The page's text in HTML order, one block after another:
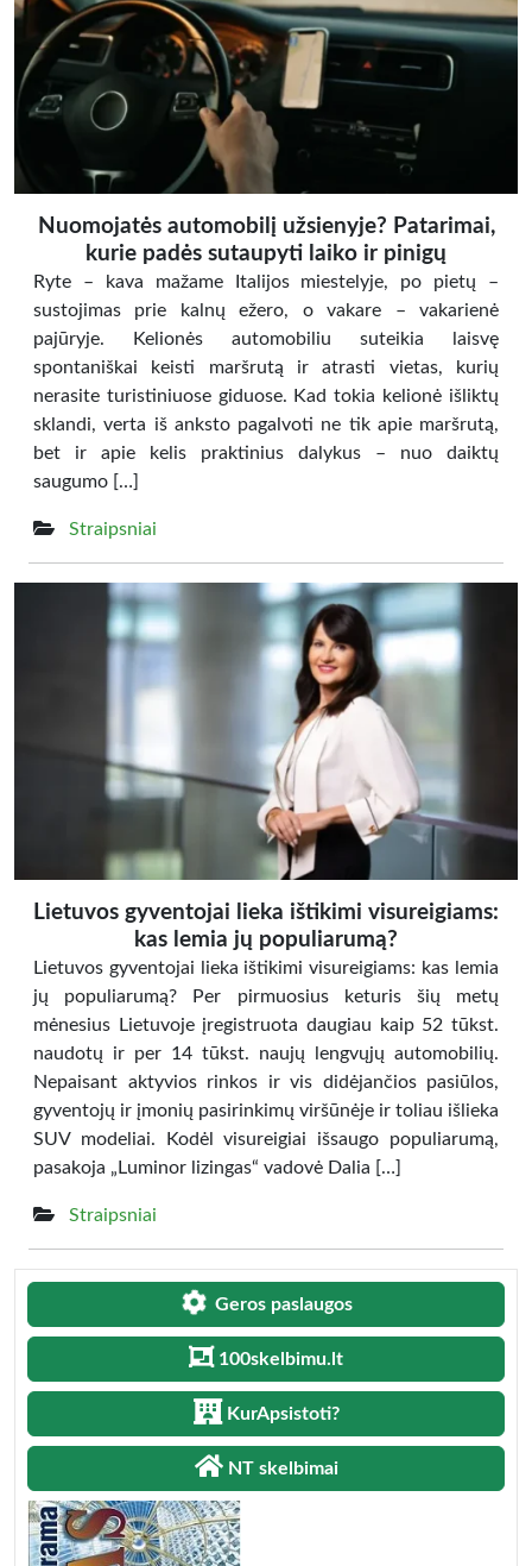
Nuomojatės automobilį užsienyje? Patarimai,
kurie padės sutaupyti laiko ir pinigų
Ryte – kava mažame Italijos miestelyje, po pietų –
sustojimas prie kalnų ežero, o vakare – vakarienė
pajūryje. Kelionės automobiliu suteikia laisvę
spontaniškai keisti maršrutą ir atrasti vietas, kurių
nerasite turistiniuose giduose. Kad tokia kelionė išliktų
sklandi, verta iš anksto pagalvoti ne tik apie maršrutą,
bet ir apie kelis praktinius dalykus – nuo daiktų
saugumo […]
Straipsniai
Lietuvos gyventojai lieka ištikimi visureigiams:
kas lemia jų populiarumą?
Lietuvos gyventojai lieka ištikimi visureigiams: kas lemia
jų populiarumą? Per pirmuosius keturis šių metų
mėnesius Lietuvoje įregistruota daugiau kaip 52 tūkst.
naudotų ir per 14 tūkst. naujų lengvųjų automobilių.
Nepaisant aktyvios rinkos ir vis didėjančios pasiūlos,
gyventojų ir įmonių pasirinkimų viršūnėje ir toliau išlieka
SUV modeliai. Kodėl visureigiai išsaugo populiarumą,
pasakoja „Luminor lizingas“ vadovė Dalia […]
Straipsniai
Geros paslaugos
100skelbimu.lt
KurApsistoti?
NT skelbimai